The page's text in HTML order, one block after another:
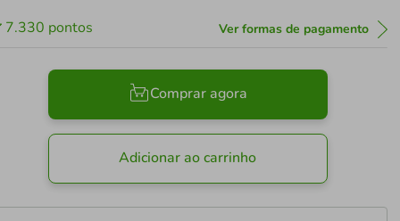
7.330 pontos Ver formas de pagamento
Comprar agora
Adicionar ao carrinho